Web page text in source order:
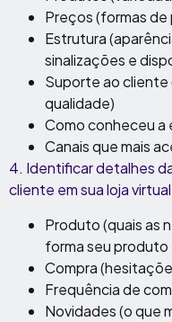
Preços (formas
Estrutura
sinalizações e
Suporte ao
qualidade)
Como conheceu a
Canais que mais
4. Identificar detalhes
cliente em sua loja
Produto (quais as
forma seu produto
Compra
Frequência de
Novidades (o que